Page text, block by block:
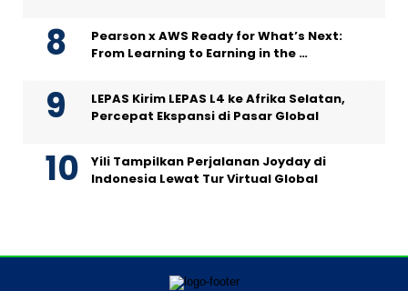
Pearson x AWS Ready for What’s Next:
From Learning to Earning in the …
LEPAS Kirim LEPAS L4 ke Afrika Selatan,
Percepat Ekspansi di Pasar Global
Yili Tampilkan Perjalanan Joyday di
Indonesia Lewat Tur Virtual Global